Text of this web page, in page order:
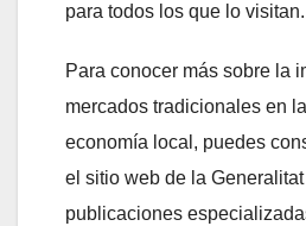
para todos los que lo visitan.
Para conocer más sobre la
mercados tradicionales en
economía local, puedes
el sitio web de la
publicaciones